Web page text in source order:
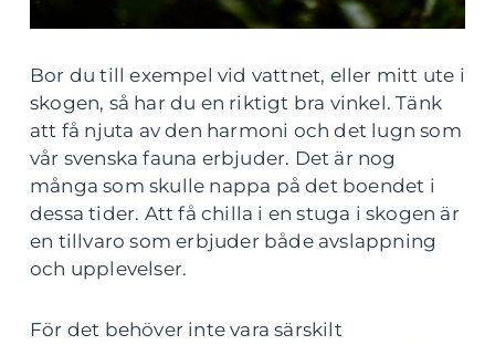
Bor du till exempel vid vattnet, eller mitt ute i
skogen, så har du en riktigt bra vinkel. Tänk
att få njuta av den harmoni och det lugn som
vår svenska fauna erbjuder. Det är nog
många som skulle nappa på det boendet i
dessa tider. Att få chilla i en stuga i skogen är
en tillvaro som erbjuder både avslappning
och upplevelser.
För det behöver inte vara särskilt